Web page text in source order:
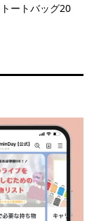
可愛いペンラリボ